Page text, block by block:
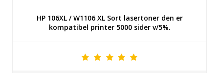
HP 106XL / W1106 XL Sort lasertoner den er
kompatibel printer 5000 sider v/5%.